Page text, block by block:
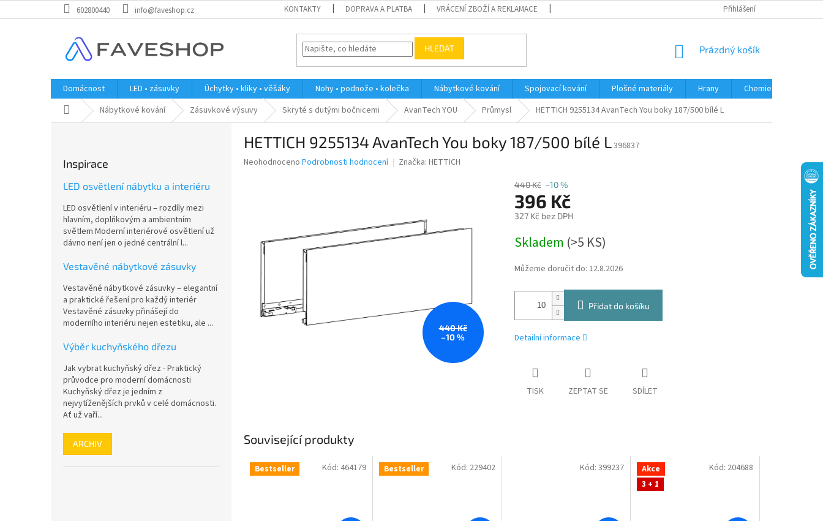
na
602800440 info@faveshop.cz KONTAKTY DOPRAVA A PLATBA VRÁCENÍ ZBOŽÍ A REKLAMACE PODMÍNKY OCHRANY OSOBNÍCH ÚDAJŮ
Přihlášení
HLEDAT
NÁKUPNÍ
Prázdný košík
Domácnost LED • zásuvky Úchytky • kliky • věšáky Nohy • podnože • kolečka Nábytkové kování Spojovací kování Plošné materiály Hrany
Chemie • doplňky
Domů Nábytkové kování Zásuvkové výsuvy Skryté s dutými bočnicemi AvanTech YOU Průmysl HETTICH 9255134 AvanTech You boky 187/500 bílé L
Inspirace
LED osvětlení nábytku a interiéru
LED osvětlení v interiéru – rozdíly mezi
hlavním, doplňkovým a ambientním
světlem Moderní interiérové osvětlení už
dávno není jen o jedné centrální l...
Vestavěné nábytkové zásuvky
Vestavěné nábytkové zásuvky – elegantní
a praktické řešení pro každý interiér
Vestavěné zásuvky přinášejí do
moderního interiéru nejen estetiku, ale ...
Výběr kuchyňského dřezu
Jak vybrat kuchyňský dřez - Praktický
průvodce pro moderní domácnosti
Kuchyňský dřez je jedním z
nejvytíženějších prvků v celé domácnosti.
Ať už vaří...
ARCHIV
HETTICH 9255134 AvanTech You boky 187/500 bílé L396837
Průměrné
hvězdiček.
Neohodnoceno Podrobnosti hodnocení Značka: HETTICH
440 Kč
–10 %
440 Kč –10 %
396 Kč
327 Kč bez DPH
cena:
Skladem (>5 KS)
Můžeme doručit do: 12.8.2026
Přidat do košíku
Detailní informace
TISK ZEPTAT SE SDÍLET
Související produkty
Bestseller Kód: 464179 Bestseller Kód: 229402 Kód:399237
Akce
3 + 1
Kód: 204688